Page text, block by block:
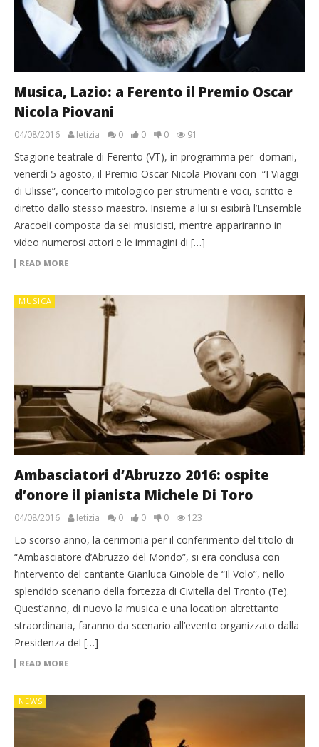
Musica, Lazio: a Ferento il Premio Oscar
Nicola Piovani
04/08/2016 letizia 0 0 0 91
Stagione teatrale di Ferento (VT), in programma per domani,
venerdì 5 agosto, il Premio Oscar Nicola Piovani con “I Viaggi
di Ulisse”, concerto mitologico per strumenti e voci, scritto e
diretto dallo stesso maestro. Insieme a lui si esibirà l’Ensemble
Aracoeli composta da sei musicisti, mentre appariranno in
video numerosi attori e le immagini di […]
READ MORE
MUSICA
Ambasciatori d’Abruzzo 2016: ospite
d’onore il pianista Michele Di Toro
04/08/2016 letizia 0 0 0 123
Lo scorso anno, la cerimonia per il conferimento del titolo di
“Ambasciatore d’Abruzzo del Mondo”, si era conclusa con
l’intervento del cantante Gianluca Ginoble de “Il Volo”, nello
splendido scenario della fortezza di Civitella del Tronto (Te).
Quest’anno, di nuovo la musica e una location altrettanto
straordinaria, faranno da scenario all’evento organizzato dalla
Presidenza del […]
READ MORE
NEWS